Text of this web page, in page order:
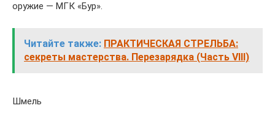
оружие — МГК «Бур».
Читайте также: ПРАКТИЧЕСКАЯ СТРЕЛЬБА:
секреты мастерства. Перезарядка (Часть VIII)
Шмель